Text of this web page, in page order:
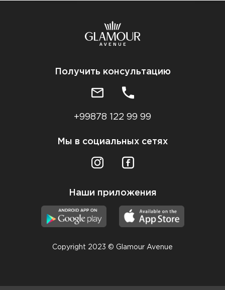
Получить консультацию
+99878 122 99 99
Мы в социальных сетях
Наши приложения
Copyright 2023 © Glamour Avenue